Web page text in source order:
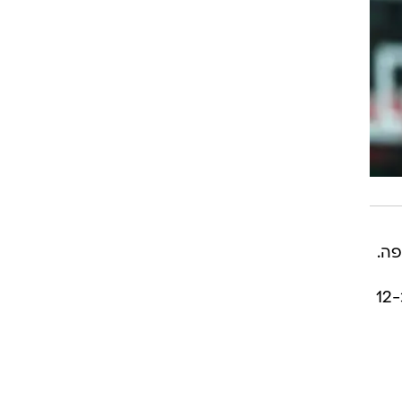
בבאיירן הוא לא שותף בשישה מתוך 11 משחקי היורוליג שהתקיימו העונה, וביתר קיבל בממוצע כ-12